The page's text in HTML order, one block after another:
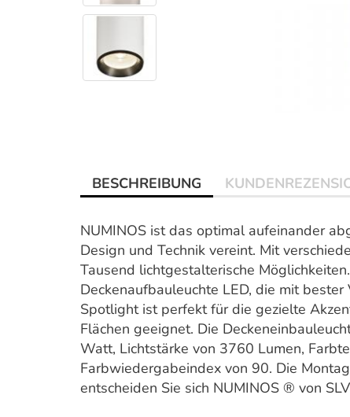
BESCHREIBUNG
NUMINOS ist das optimal aufeinander
Design und Technik vereint. Mit
Tausend lichtgestalterische
Deckenaufbauleuchte LED, die mit
Spotlight ist perfekt für die gezielte
Flächen geeignet. Die
Watt, Lichtstärke von 3760 Lumen,
Farbwiedergabeindex von 90. Die
entscheiden Sie sich NUMINOS ® von